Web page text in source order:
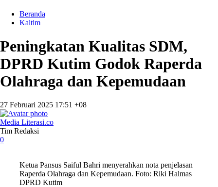
Beranda
Kaltim
Peningkatan Kualitas SDM,
DPRD Kutim Godok Raperda
Olahraga dan Kepemudaan
27 Februari 2025 17:51 +08
Media Literasi.co
Tim Redaksi
0
Ketua Pansus Saiful Bahri menyerahkan nota penjelasan
Raperda Olahraga dan Kepemudaan. Foto: Riki Halmas
DPRD Kutim